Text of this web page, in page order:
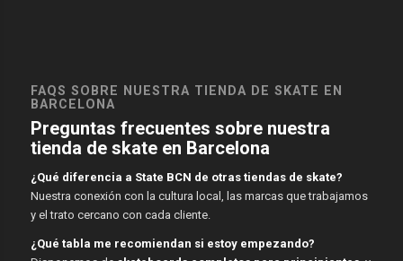
FAQS SOBRE NUESTRA TIENDA DE SKATE EN
BARCELONA
Preguntas frecuentes sobre nuestra
tienda de skate en Barcelona
¿Qué diferencia a State BCN de otras tiendas de skate?
Nuestra conexión con la cultura local, las marcas que trabajamos
y el trato cercano con cada cliente.
¿Qué tabla me recomiendan si estoy empezando?